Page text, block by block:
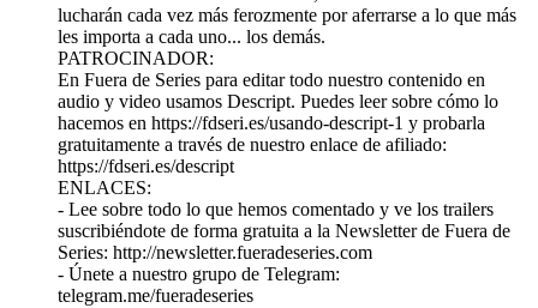
lucharán cada vez más ferozmente por aferrarse a lo que más
les importa a cada uno... los demás.
PATROCINADOR:
En Fuera de Series para editar todo nuestro contenido en
audio y video usamos Descript. Puedes leer sobre cómo lo
hacemos en https://fdseri.es/usando-descript-1 y probarla
gratuitamente a través de nuestro enlace de afiliado:
https://fdseri.es/descript
ENLACES:
- Lee sobre todo lo que hemos comentado y ve los trailers
suscribiéndote de forma gratuita a la Newsletter de Fuera de
Series: http://newsletter.fueradeseries.com
- Únete a nuestro grupo de Telegram:
telegram.me/fueradeseries